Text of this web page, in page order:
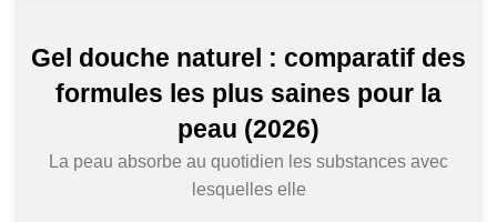
Gel douche naturel : comparatif des
formules les plus saines pour la
peau (2026)
La peau absorbe au quotidien les substances avec
lesquelles elle